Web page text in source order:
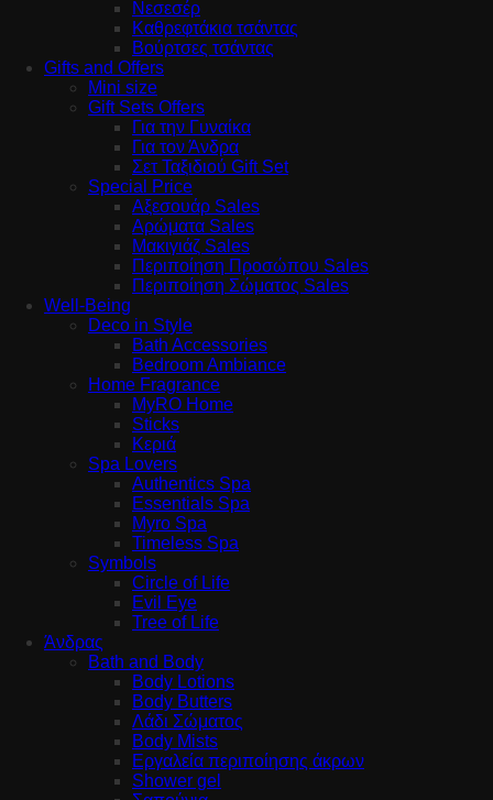
Νεσεσέρ
Καθρεφτάκια τσάντας
Βούρτσες τσάντας
Gifts and Offers
Mini size
Gift Sets Offers
Για την Γυναίκα
Για τον Άνδρα
Σετ Ταξιδιού Gift Set
Special Price
Αξεσουάρ Sales
Αρώματα Sales
Μακιγιάζ Sales
Περιποίηση Προσώπου Sales
Περιποίηση Σώματος Sales
Well-Being
Deco in Style
Bath Accessories
Bedroom Ambiance
Home Fragrance
MyRO Home
Sticks
Κεριά
Spa Lovers
Authentics Spa
Essentials Spa
Myro Spa
Timeless Spa
Symbols
Circle of Life
Evil Eye
Tree of Life
Άνδρας
Bath and Body
Body Lotions
Body Butters
Λάδι Σώματος
Body Mists
Εργαλεία περιποίησης άκρων
Shower gel